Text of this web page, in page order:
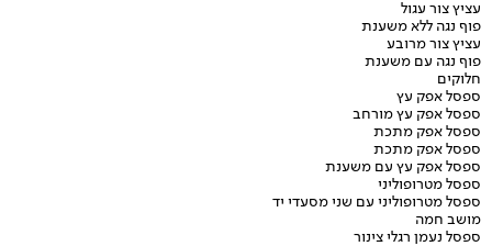
עציץ צור עגול
פוף נגה ללא משענת
עציץ צור מרובע
פוף נגה עם משענת
חלוקים
ספסל אפק עץ
ספסל אפק עץ מורחב
ספסל אפק מתכת
ספסל אפק מתכת
ספסל אפק עץ עם משענת
ספסל מטרופוליני
ספסל מטרופוליני עם שני מסעדי יד
מושב חמה
ספסל נעמן רגלי צינור